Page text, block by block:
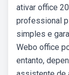
ativar office
professional
simples e
Webo office
entanto,